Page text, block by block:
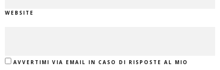
WEBSITE
AVVERTIMI VIA EMAIL IN CASO DI RISPOSTE AL MIO